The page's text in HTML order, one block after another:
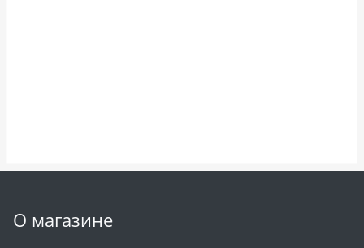
О магазине